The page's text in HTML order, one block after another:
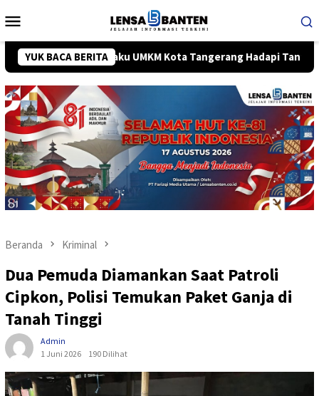
ke
Mobile
YUK BACA BERITA
Pelaku UMKM Kota Tangerang Hadapi Tantangan Modal
Beranda Kriminal
Dua Pemuda Diamankan Saat Patroli
Cipkon, Polisi Temukan Paket Ganja di
Tanah Tinggi
Admin
1 Juni 2026
190 Dilihat